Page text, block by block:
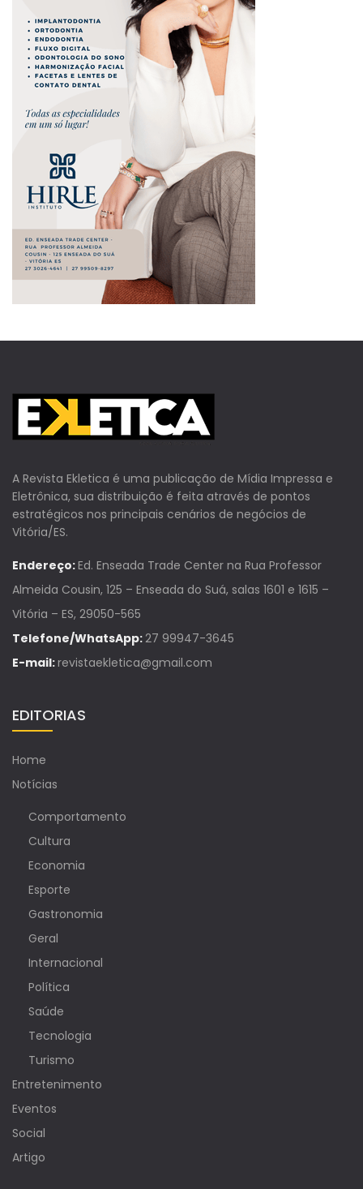
A Revista Ekletica é uma publicação de Mídia Impressa e
Eletrônica, sua distribuição é feita através de pontos
estratégicos nos principais cenários de negócios de
Vitória/ES.
Endereço:Ed. Enseada Trade Center na Rua Professor
Almeida Cousin, 125 – Enseada do Suá, salas 1601 e 1615 –
Vitória – ES, 29050-565
Telefone/WhatsApp:27 99947-3645
E-mail:revistaekletica@gmail.com
EDITORIAS
Home
Notícias
Comportamento
Cultura
Economia
Esporte
Gastronomia
Geral
Internacional
Política
Saúde
Tecnologia
Turismo
Entretenimento
Eventos
Social
Artigo